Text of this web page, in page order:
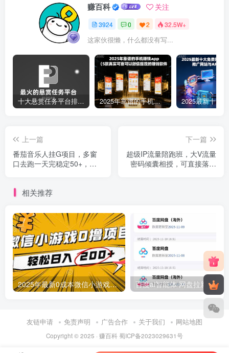
赚百科 关注
3924 0 2 32.5W+
这家伙很懒，什么都没有写...
十大悬赏任务平台排行榜（全网最好的悬赏任务平台） 2025年靠谱的手机赚钱app（5款真实可靠可以微信提现的赚钱软件）
上一篇
番茄音乐人挂G项目，多窗
口去跑一天完稳定50+，零
下一篇
超级IP流量陪跑班，大V流量
密码倾囊相授，可直接落地
相关推荐
2025年最新0成本微信小游戏撸收益小项目，轻松日入200+
友链申请 免责声明 广告合作 关于我们 网站地图
Copyright © 2025 · 赚百科蜀ICP备2023029631号